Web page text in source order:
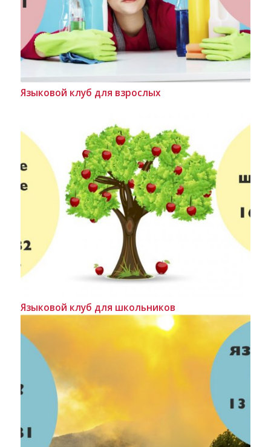
Языковой клуб для взрослых
Языковой клуб для школьников